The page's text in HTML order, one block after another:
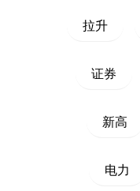
拉升
证券
新高
电力